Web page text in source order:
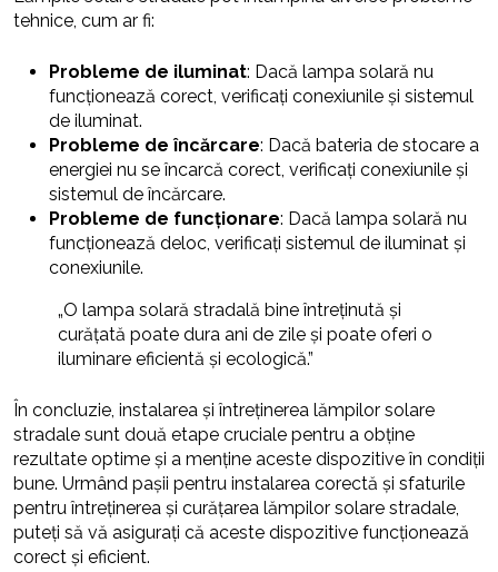
tehnice, cum ar fi:
Probleme de iluminat: Dacă lampa solară nu
funcționează corect, verificați conexiunile și sistemul
de iluminat.
Probleme de încărcare: Dacă bateria de stocare a
energiei nu se încarcă corect, verificați conexiunile și
sistemul de încărcare.
Probleme de funcționare: Dacă lampa solară nu
funcționează deloc, verificați sistemul de iluminat și
conexiunile.
„O lampa solară stradală bine întreținută și
curățată poate dura ani de zile și poate oferi o
iluminare eficientă și ecologică.”
În concluzie, instalarea și întreținerea lămpilor solare
stradale sunt două etape cruciale pentru a obține
rezultate optime și a menține aceste dispozitive în condiții
bune. Urmând pașii pentru instalarea corectă și sfaturile
pentru întreținerea și curățarea lămpilor solare stradale,
puteți să vă asigurați că aceste dispozitive funcționează
corect și eficient.